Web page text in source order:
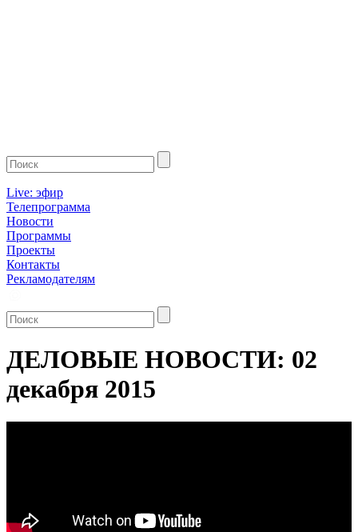
Live: эфир
Телепрограмма
Новости
Программы
Проекты
Контакты
Рекламодателям
ДЕЛОВЫЕ НОВОСТИ: 02
декабря 2015